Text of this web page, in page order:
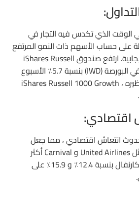
الوقت الذي تكدس فيه التجار في
حساب الأسهم ذات النمو المرتفع
وسط أخبار اللقاحات الإيجابية. ارتفع صندوق iShares Russell
1000 Value المتداول في البورصة (IWD) بنسبة 5.7٪ الأسبوع
الماضي بينما انخفض نظيره ، iShares Russell 1000 Growth
اقتصادي:
حدوث انتعاش اقتصادي ، مما جعل
أسهم شركات السفر مثل United Airlines و Carnival أكثر
جاذبية. وصعد يونايتد وكارنفال بنسبة 12.4٪ و 15.9٪ على